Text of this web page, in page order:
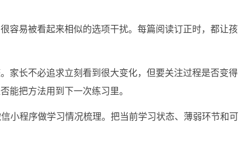
容易被看起来相似的选项干扰。每篇阅读订正时，都让孩
家长不必追求立刻看到很大变化，但要关注过程是否变得
能把方法用到下一次练习里。
小程序做学习情况梳理。把当前学习状态、薄弱环节和可